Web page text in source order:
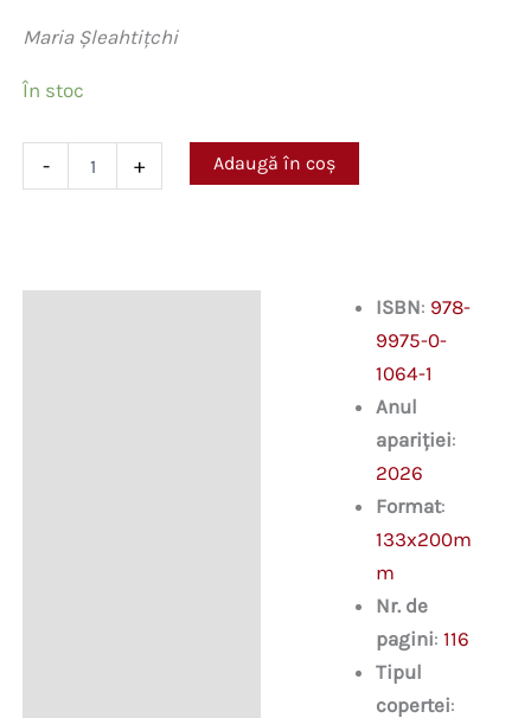
Maria Șleahtițchi
În stoc
- + Adaugă în coș
ISBN: 978-
9975-0-
1064-1
Anul
apariției:
2026
Format:
133x200m
m
Nr. de
pagini: 116
Tipul
copertei: